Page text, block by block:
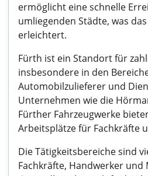
ermöglicht eine schnelle
umliegenden Städte, was
erleichtert.
Fürth ist ein Standort für
insbesondere in den
Automobilzulieferer und
Unternehmen wie die
Fürther Fahrzeugwerke
Arbeitsplätze für Fachkräfte
Die Tätigkeitsbereiche sind
Fachkräfte, Handwerker